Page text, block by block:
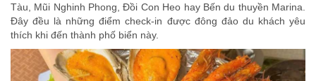
Tàu, Mũi Nghinh Phong, Đồi Con Heo hay Bến du thuyền Marina.
Đây đều là những điểm check-in được đông đảo du khách yêu
thích khi đến thành phố biển này.